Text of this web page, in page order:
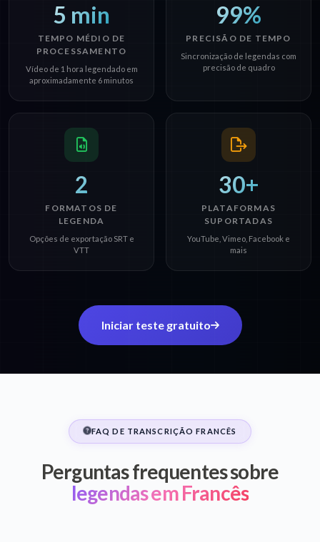
5 min
TEMPO MÉDIO DE
PROCESSAMENTO
Vídeo de 1 hora legendado em
aproximadamente 6 minutos
99%
PRECISÃO DE TEMPO
Sincronização de legendas com
precisão de quadro
2
FORMATOS DE
LEGENDA
Opções de exportação SRT e
VTT
30+
PLATAFORMAS
SUPORTADAS
YouTube, Vimeo, Facebook e
mais
Iniciar teste gratuito
FAQ DE TRANSCRIÇÃO FRANCÊS
Perguntas frequentes sobre
legendas em Francês